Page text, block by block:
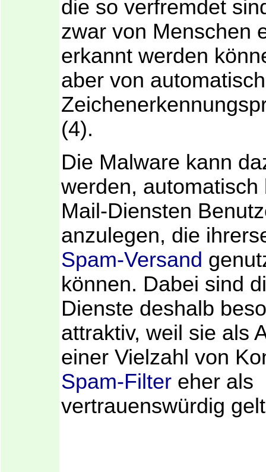
die so verfremdet
zwar von Menschen
erkannt werden
aber von
(4).
Die Malware kann
werden, automatisch
Mail-Diensten
anzulegen, die
Spam-Versand
können. Dabei sind
Dienste deshalb
attraktiv, weil sie als
einer Vielzahl von
Spam-Filter eher als
vertrauenswürdig